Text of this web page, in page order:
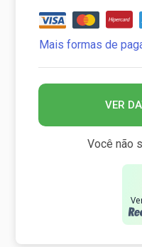
Mais formas de
VER
Você não